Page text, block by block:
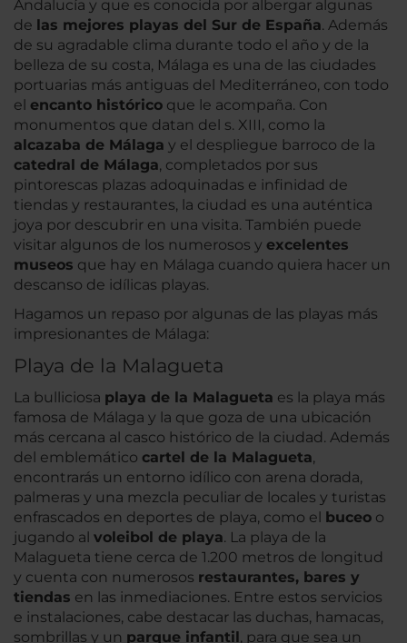
Andalucía y que es conocida por albergar algunas
de las mejores playas del Sur de España. Además
de su agradable clima durante todo el año y de la
belleza de su costa, Málaga es una de las ciudades
portuarias más antiguas del Mediterráneo, con todo
el encanto histórico que le acompaña. Con
monumentos que datan del s. XIII, como la
alcazaba de Málaga y el despliegue barroco de la
catedral de Málaga, completados por sus
pintorescas plazas adoquinadas e infinidad de
tiendas y restaurantes, la ciudad es una auténtica
joya por descubrir en una visita. También puede
visitar algunos de los numerosos y excelentes
museos que hay en Málaga cuando quiera hacer un
descanso de idílicas playas.
Hagamos un repaso por algunas de las playas más
impresionantes de Málaga:
Playa de la Malagueta
La bulliciosa playa de la Malagueta es la playa más
famosa de Málaga y la que goza de una ubicación
más cercana al casco histórico de la ciudad. Además
del emblemático cartel de la Malagueta,
encontrarás un entorno idílico con arena dorada,
palmeras y una mezcla peculiar de locales y turistas
enfrascados en deportes de playa, como el buceo o
jugando al voleibol de playa. La playa de la
Malagueta tiene cerca de 1.200 metros de longitud
y cuenta con numerosos restaurantes, bares y
tiendas en las inmediaciones. Entre estos servicios
e instalaciones, cabe destacar las duchas, hamacas,
sombrillas y un parque infantil, para que sea un